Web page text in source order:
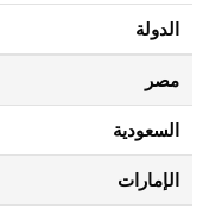
الدولة
مصر
السعودية
الإمارات